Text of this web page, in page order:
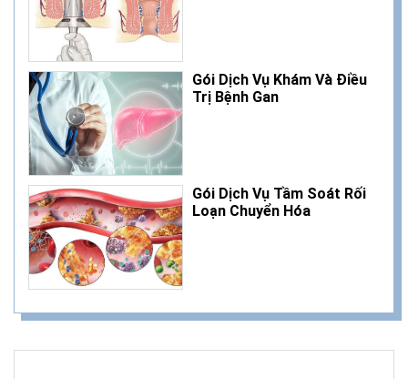
Gói Dịch Vụ Khám Và Điều
Trị Bệnh Gan
Gói Dịch Vụ Tầm Soát Rối
Loạn Chuyển Hóa